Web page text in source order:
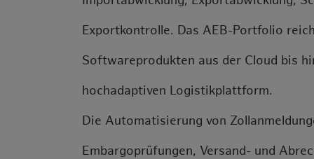
Exportkontrolle. Das AEB-Portfolio
Softwareprodukten aus der Cloud bis
hochadaptiven Logistikplattform.
Die Automatisierung von
Embargoprüfungen, Versand- und